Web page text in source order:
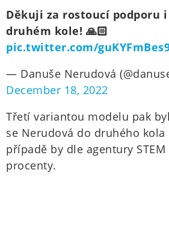
Děkuji za rostoucí podporu
druhém kole! 🙏🏻
pic.twitter.com/
— Danuše Nerudová
December 18, 2022
Třetí variantou modelu pak
se Nerudová do druhého
případě by dle agentury
procenty.